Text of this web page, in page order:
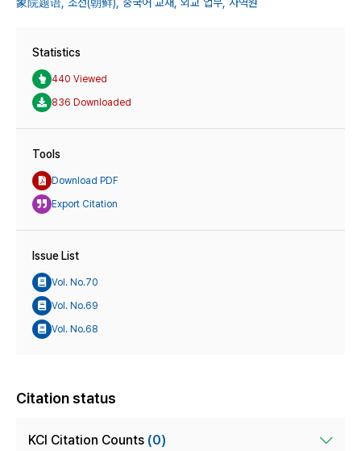
象院题语, 조선(朝鲜), 중국어 교재, 외교 업무, 사역원
Statistics
440 Viewed
836 Downloaded
Tools
Download PDF
Export Citation
Issue List
Vol. No.70
Vol. No.69
Vol. No.68
Citation status
KCI Citation Counts (0)